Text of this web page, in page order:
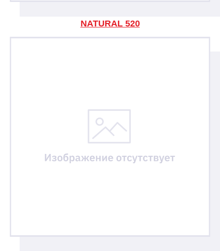
NATURAL 520